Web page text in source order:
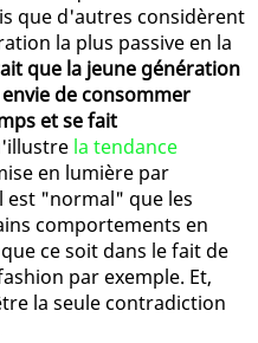
que d'autres considèrent
la plus passive en la
que la jeune génération
de consommer
et se fait
la tendance
en lumière par
est "normal" que les
comportements en
ce soit dans le fait de
par exemple. Et,
la seule contradiction